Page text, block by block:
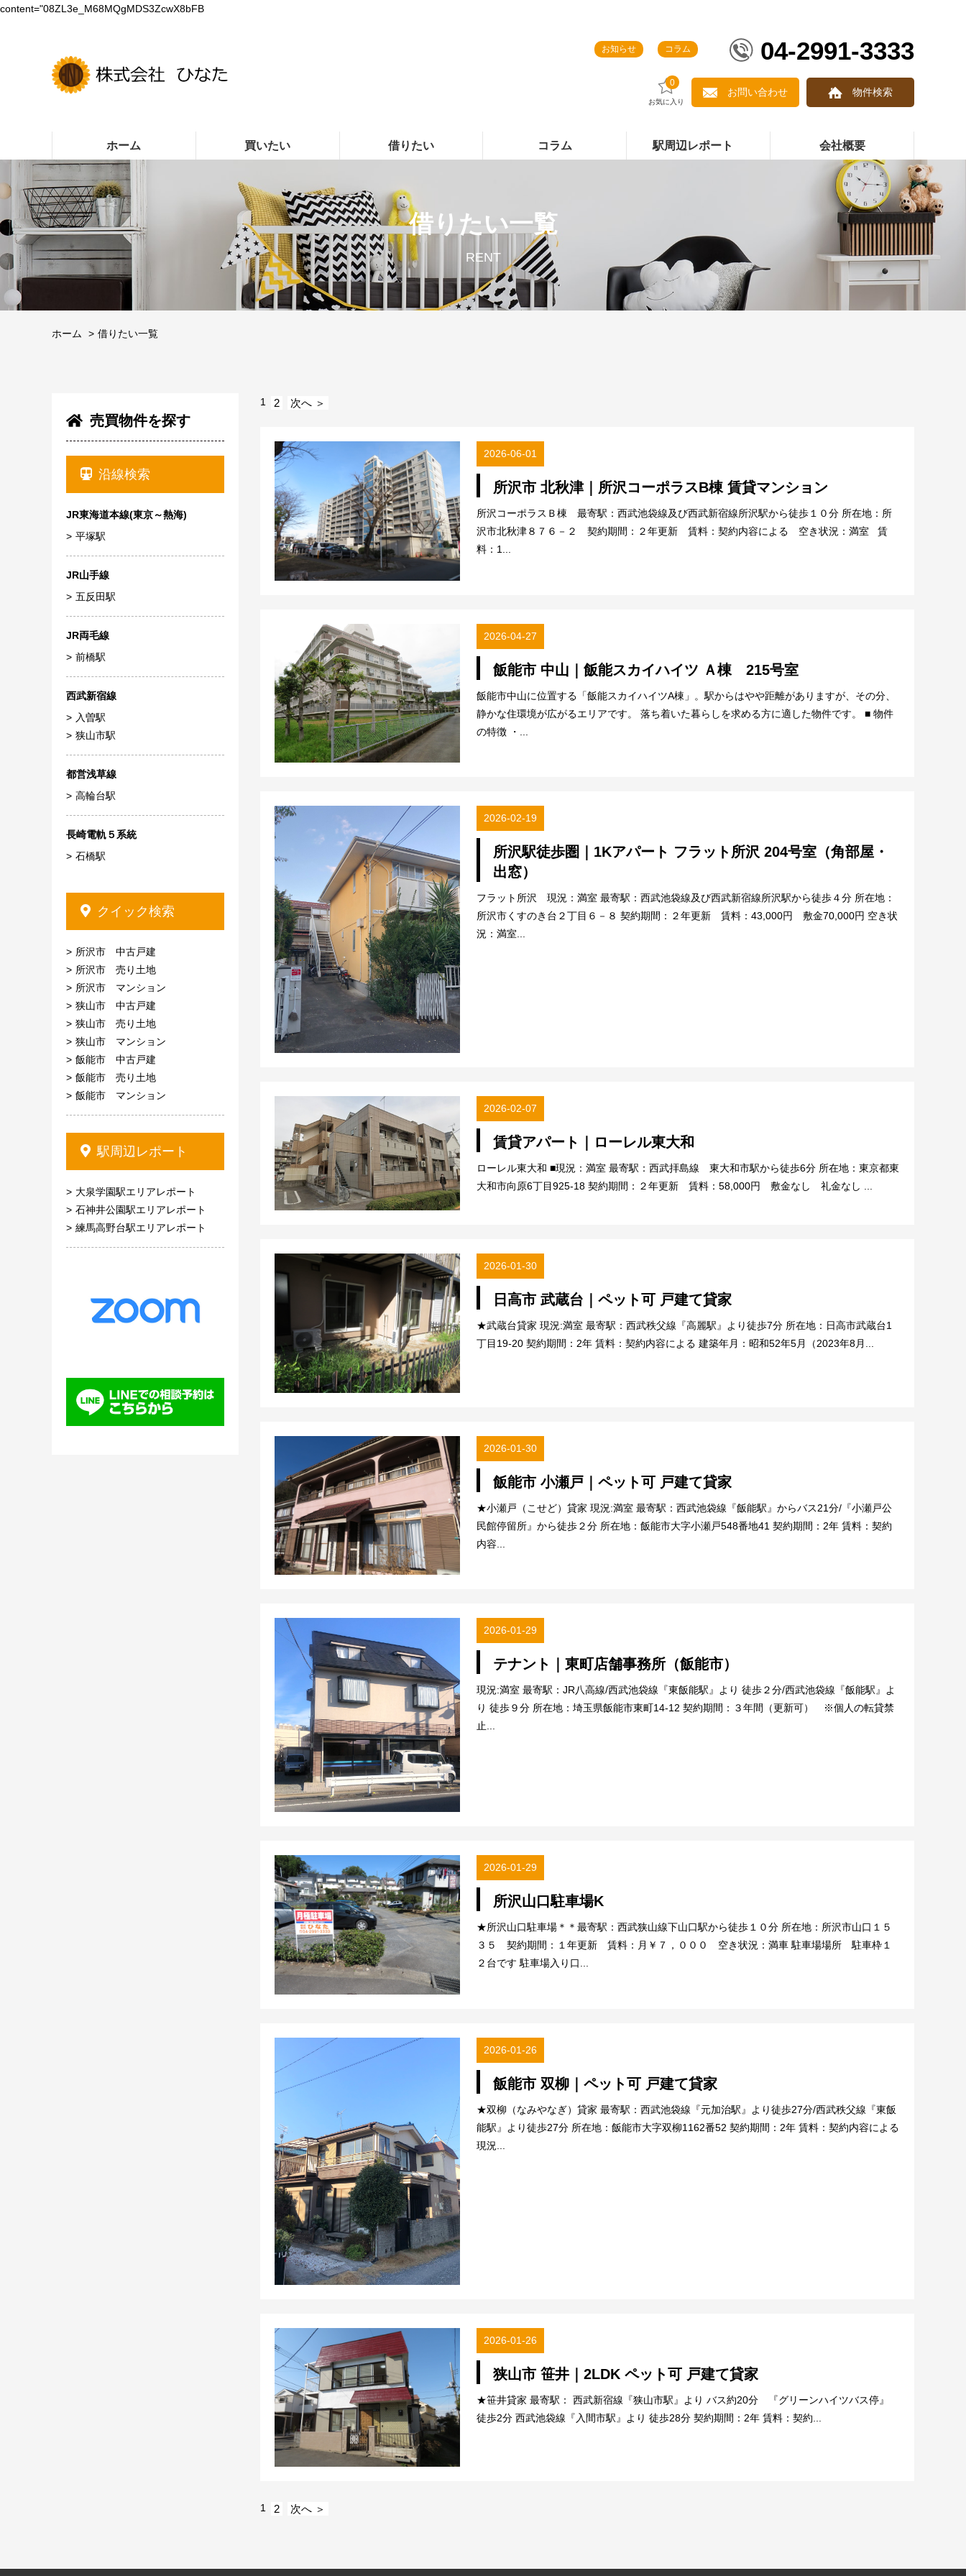
content="08ZL3e_M68MQgMDS3ZcwX8bFB
お知らせ コラム 04-2991-3333
0
お気に入り
お問い合わせ 物件検索
ホーム 買いたい 借りたい コラム 駅周辺レポート 会社概要
借りたい一覧
RENT
ホーム 借りたい一覧
売買物件を探す
沿線検索
JR東海道本線(東京～熱海)
平塚駅
JR山手線
五反田駅
JR両毛線
前橋駅
西武新宿線
入曽駅
狭山市駅
都営浅草線
高輪台駅
長崎電軌５系統
石橋駅
クイック検索
所沢市 中古戸建
所沢市 売り土地
所沢市 マンション
狭山市 中古戸建
狭山市 売り土地
狭山市 マンション
飯能市 中古戸建
飯能市 売り土地
飯能市 マンション
駅周辺レポート
大泉学園駅エリアレポート
石神井公園駅エリアレポート
練馬高野台駅エリアレポート
1 2 次へ ＞
2026-06-01
所沢市 北秋津｜所沢コーポラスB棟 賃貸マンション
所沢コーポラスＢ棟 最寄駅：西武池袋線及び西武新宿線所沢駅から徒歩１０分 所在地：所
沢市北秋津８７６－２ 契約期間：２年更新 賃料：契約内容による 空き状況：満室 賃
料：1...
2026-04-27
飯能市 中山｜飯能スカイハイツ Ａ棟 215号室
飯能市中山に位置する「飯能スカイハイツA棟」。駅からはやや距離がありますが、その分、
静かな住環境が広がるエリアです。 落ち着いた暮らしを求める方に適した物件です。 ■ 物件
の特徴 ・...
2026-02-19
所沢駅徒歩圏｜1Kアパート フラット所沢 204号室（角部屋・
出窓）
フラット所沢 現況：満室 最寄駅：西武池袋線及び西武新宿線所沢駅から徒歩４分 所在地：
所沢市くすのき台２丁目６－８ 契約期間：２年更新 賃料：43,000円 敷金70,000円 空き状
況：満室...
2026-02-07
賃貸アパート｜ローレル東大和
ローレル東大和 ■現況：満室 最寄駅：西武拝島線 東大和市駅から徒歩6分 所在地：東京都東
大和市向原6丁目925-18 契約期間：２年更新 賃料：58,000円 敷金なし 礼金なし ...
2026-01-30
日高市 武蔵台｜ペット可 戸建て貸家
★武蔵台貸家 現況:満室 最寄駅：西武秩父線『高麗駅』より徒歩7分 所在地：日高市武蔵台1
丁目19-20 契約期間：2年 賃料：契約内容による 建築年月：昭和52年5月（2023年8月...
2026-01-30
飯能市 小瀬戸｜ペット可 戸建て貸家
★小瀬戸（こせど）貸家 現況:満室 最寄駅：西武池袋線『飯能駅』からバス21分/『小瀬戸公
民館停留所』から徒歩２分 所在地：飯能市大字小瀬戸548番地41 契約期間：2年 賃料：契約
内容...
2026-01-29
テナント｜東町店舗事務所（飯能市）
現況:満室 最寄駅：JR八高線/西武池袋線『東飯能駅』より 徒歩２分/西武池袋線『飯能駅』よ
り 徒歩９分 所在地：埼玉県飯能市東町14-12 契約期間：３年間（更新可） ※個人の転貸禁
止...
2026-01-29
所沢山口駐車場K
★所沢山口駐車場＊＊最寄駅：西武狭山線下山口駅から徒歩１０分 所在地：所沢市山口１５
３５ 契約期間：１年更新 賃料：月￥７，０００ 空き状況：満車 駐車場場所 駐車枠１
２台です 駐車場入り口...
2026-01-26
飯能市 双柳｜ペット可 戸建て貸家
★双柳（なみやなぎ）貸家 最寄駅：西武池袋線『元加治駅』より徒歩27分/西武秩父線『東飯
能駅』より徒歩27分 所在地：飯能市大字双柳1162番52 契約期間：2年 賃料：契約内容による
現況...
2026-01-26
狭山市 笹井｜2LDK ペット可 戸建て貸家
★笹井貸家 最寄駅： 西武新宿線『狭山市駅』より バス約20分 『グリーンハイツバス停』
徒歩2分 西武池袋線『入間市駅』より 徒歩28分 契約期間：2年 賃料：契約...
1 2 次へ ＞